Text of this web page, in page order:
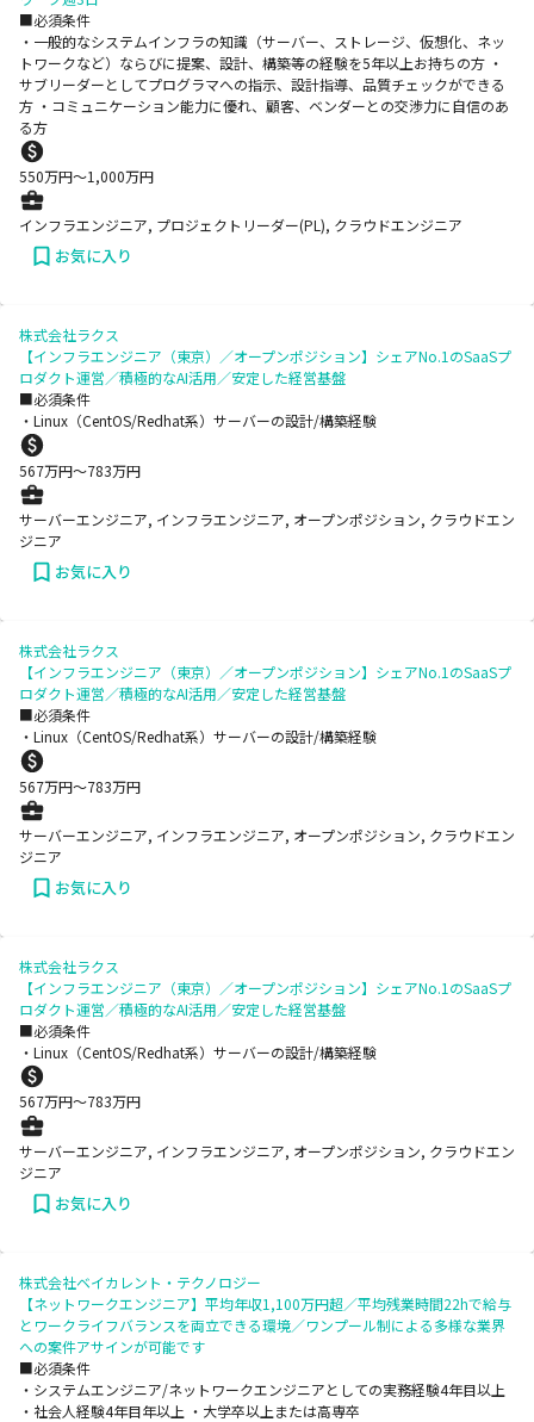
■必須条件
・一般的なシステムインフラの知識（サーバー、ストレージ、仮想化、ネッ
トワークなど）ならびに提案、設計、構築等の経験を5年以上お持ちの方 ・
サブリーダーとしてプログラマへの指示、設計指導、品質チェックができる
方 ・コミュニケーション能力に優れ、顧客、ベンダーとの交渉力に自信のあ
る方
550万円〜1,000万円
インフラエンジニア, プロジェクトリーダー(PL), クラウドエンジニア
お気に入り
株式会社ラクス
【インフラエンジニア（東京）／オープンポジション】シェアNo.1のSaaSプ
ロダクト運営／積極的なAI活用／安定した経営基盤
■必須条件
・Linux（CentOS/Redhat系）サーバーの設計/構築経験
567万円〜783万円
サーバーエンジニア, インフラエンジニア, オープンポジション, クラウドエン
ジニア
お気に入り
株式会社ラクス
【インフラエンジニア（東京）／オープンポジション】シェアNo.1のSaaSプ
ロダクト運営／積極的なAI活用／安定した経営基盤
■必須条件
・Linux（CentOS/Redhat系）サーバーの設計/構築経験
567万円〜783万円
サーバーエンジニア, インフラエンジニア, オープンポジション, クラウドエン
ジニア
お気に入り
株式会社ラクス
【インフラエンジニア（東京）／オープンポジション】シェアNo.1のSaaSプ
ロダクト運営／積極的なAI活用／安定した経営基盤
■必須条件
・Linux（CentOS/Redhat系）サーバーの設計/構築経験
567万円〜783万円
サーバーエンジニア, インフラエンジニア, オープンポジション, クラウドエン
ジニア
お気に入り
株式会社ベイカレント・テクノロジー
【ネットワークエンジニア】平均年収1,100万円超／平均残業時間22hで給与
とワークライフバランスを両立できる環境／ワンプール制による多様な業界
への案件アサインが可能です
■必須条件
・システムエンジニア/ネットワークエンジニアとしての実務経験4年目以上
・社会人経験4年目年以上 ・大学卒以上または高専卒